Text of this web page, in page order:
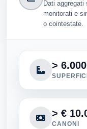
Dati
monitorati e
o cointestate.
>
> €
CANONI